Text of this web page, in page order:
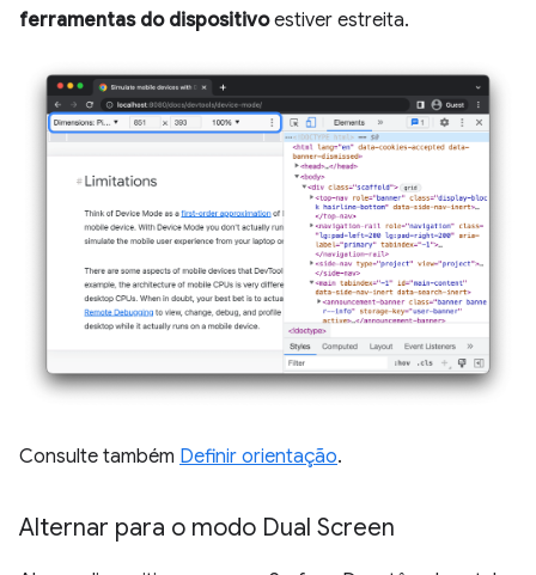
ferramentas do dispositivoestiver estreita.
Consulte também Definir orientação.
Alternar para o modo Dual Screen